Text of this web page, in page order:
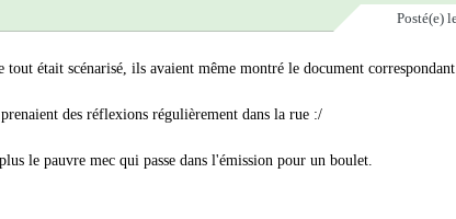
Posté(e)
était scénarisé, ils avaient même montré le document
des réflexions régulièrement dans la rue :/
le pauvre mec qui passe dans l'émission pour un boulet.